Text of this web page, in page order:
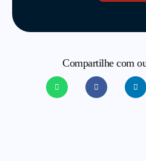
Compartilhe com